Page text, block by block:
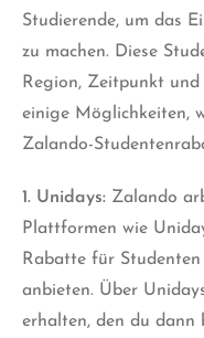
Studierende, um das
zu machen. Diese
Region, Zeitpunkt
einige Möglichkeiten,
Zalando-
1. Unidays: Zalando
Plattformen wie
Rabatte für
anbieten. Über
erhalten, den du dann